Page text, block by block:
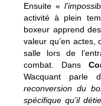
Ensuite «
activité à plein
boxeur apprend
valeur qu’en actes,
salle lors de
combat. Dans
Wacquant
reconversion du
spécifique qu’il